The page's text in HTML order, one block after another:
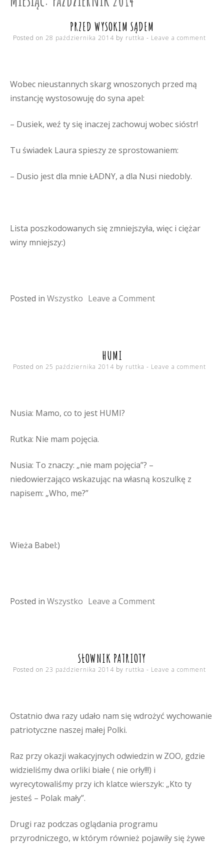
PRZED WYSOKIM SĄDEM
Posted on 28 października 2014 by ruttka Leave a comment
Wobec nieustannych skarg wnoszonych przed mą
instancję wystosowuję do syna apel:
– Dusiek, weź ty się inaczej zachowuj wobec sióstr!
Tu świadek Laura spieszy ze sprostowaniem:
– Dusio jest dla mnie ŁADNY, a dla Nusi niedobly.
Lista poszkodowanych się zmniejszyła, więc i ciężar
winy mniejszy:)
Posted in Wszystko Leave a Commenton
HUMI
Posted on 25 października 2014 by ruttka Leave a comment
Nusia: Mamo, co to jest HUMI?
Rutka: Nie mam pojęcia.
Nusia: To znaczy: „nie mam pojęcia”? –
niedowierzająco wskazując na własną koszulkę z
napisem: „Who, me?”
Wieża Babel:)
Posted in Wszystko Leave a Commenton
SŁOWNIK PATRIOTY
Posted on 23 października 2014 by ruttka Leave a comment
Ostatnio dwa razy udało nam się wdrożyć wychowanie
patriotyczne naszej małej Polki.
Raz przy okazji wakacyjnych odwiedzin w ZOO, gdzie
widzieliśmy dwa orliki białe ( nie orły!!!) i
wyrecytowaliśmy przy ich klatce wierszyk: „Kto ty
jesteś – Polak mały”.
Drugi raz podczas oglądania programu
przyrodniczego, w którym również pojawiły się żywe